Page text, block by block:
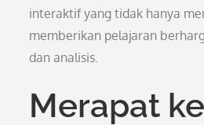
interaktif yang tidak hanya
memberikan pelajaran
dan analisis.
Merapat ke